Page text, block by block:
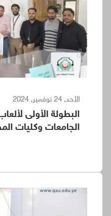
الأحد, 24 نوفمبر, 2024
البطولة الأولى
الجامعات وكليات